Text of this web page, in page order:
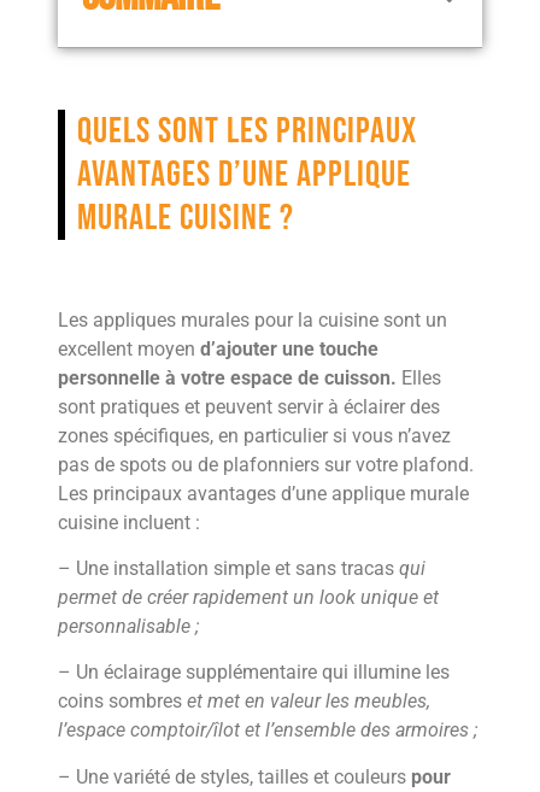
Quels sont les principaux
avantages d’une applique
murale cuisine ?
Les appliques murales pour la cuisine sont un
excellent moyen d’ajouter une touche
personnelle à votre espace de cuisson. Elles
sont pratiques et peuvent servir à éclairer des
zones spécifiques, en particulier si vous n’avez
pas de spots ou de plafonniers sur votre plafond.
Les principaux avantages d’une applique murale
cuisine incluent :
– Une installation simple et sans tracas qui
permet de créer rapidement un look unique et
personnalisable ;
– Un éclairage supplémentaire qui illumine les
coins sombres et met en valeur les meubles,
l’espace comptoir/îlot et l’ensemble des armoires ;
– Une variété de styles, tailles et couleurs pour